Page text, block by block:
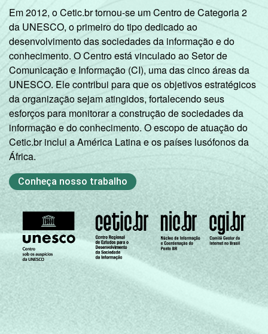
Informação e
comunicação
75
Artes, cultura,
esporte e
recreação;
outras
atividades de
serviços
87
¹ Base: 3 663 empresas que declararam
utilizar computador e terceirizar funções de
TIC, com 10 ou mais pessoas ocupadas, que
constituem os seguintes segmentos da
CNAE 2.0 (C, F, G, H, I, J, L, M, N, R e S).
Respostas estimuladas. Cada item
apresentado se refere apenas aos
resultados da alternativa "sim". Dados
coletados entre novembro de 2012 e março
de 2013.
Fonte: NIC.br - nov/2012 a mar/2013
Em 2012, o Cetic.br tornou-se um Centro de Categoria 2
da UNESCO, o primeiro do tipo dedicado ao
desenvolvimento das sociedades da informação e do
conhecimento. O Centro está vinculado ao Setor de
Comunicação e Informação (CI), uma das cinco áreas da
UNESCO. Ele contribui para que os objetivos estratégicos
da organização sejam atingidos, fortalecendo seus
esforços para monitorar a construção de sociedades da
informação e do conhecimento. O escopo de atuação do
Cetic.br inclui a América Latina e os países lusófonos da
África.
Conheça nosso trabalho